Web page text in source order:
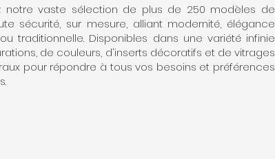
notre vaste sélection de plus de 250 modèles de
sécurité, sur mesure, alliant modernité, élégance
traditionnelle. Disponibles dans une variété infinie
de couleurs, d'inserts décoratifs et de vitrages
pour répondre à tous vos besoins et préférences